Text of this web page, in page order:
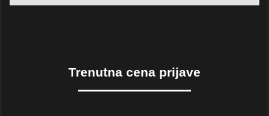
Trenutna cena prijave